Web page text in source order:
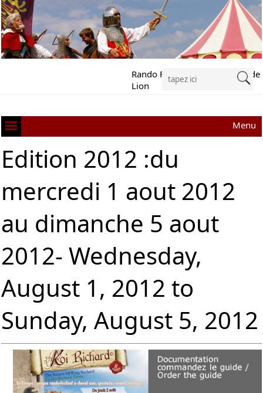
Rando Festival Richard Cœur de
Lion
Menu
Edition 2012 :du
mercredi 1 aout 2012
au dimanche 5 aout
2012- Wednesday,
August 1, 2012 to
Sunday, August 5, 2012